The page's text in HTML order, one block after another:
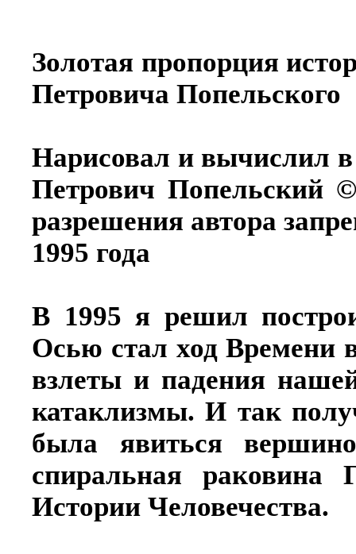
Золотая пропорция
Петровича Попельского
Нарисовал и вычислил в
Петрович Попельский
разрешения автора
1995 года
В 1995 я решил
Осью стал ход Времени
взлеты и падения
катаклизмы. И так
была явиться
спиральная раковина
Истории Человечества.